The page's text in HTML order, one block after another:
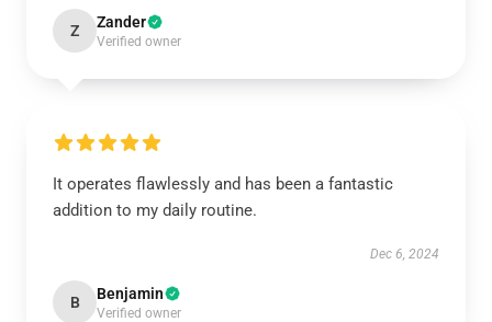
Z Zander
Verified owner
It operates flawlessly and has been a fantastic
addition to my daily routine.
Dec 6, 2024
B Benjamin
Verified owner